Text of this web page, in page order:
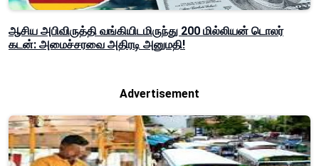
ஆசிய அபிவிருத்தி வங்கியிடமிருந்து 200 மில்லியன் டொலர்
கடன்: அமைச்சரவை அதிரடி அனுமதி!
Advertisement